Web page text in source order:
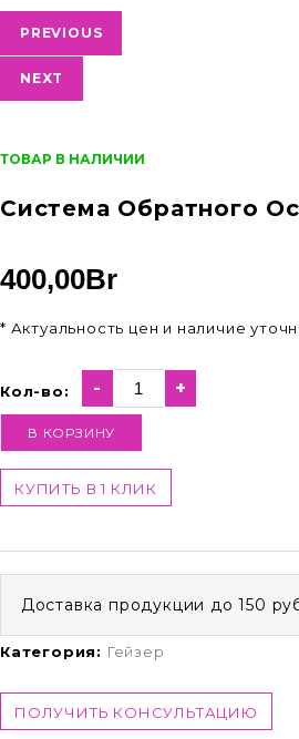
PREVIOUS
NEXT
ТОВАР В НАЛИЧИИ
Система Обратного
400,00Br
* Актуальность цен и наличие
Кол-во: - +
В КОРЗИНУ
КУПИТЬ В 1 КЛИК
Доставка продукции до 150
Категория: Гейзер
ПОЛУЧИТЬ КОНСУЛЬТАЦИЮ